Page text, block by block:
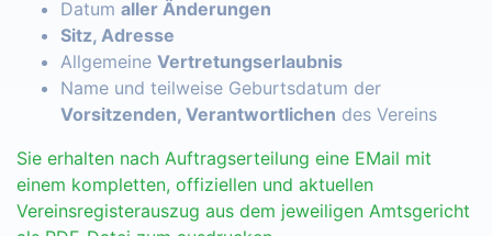
Datum aller Änderungen
Sitz, Adresse
Allgemeine Vertretungserlaubnis
Name und teilweise Geburtsdatum der
Vorsitzenden, Verantwortlichen des Vereins
Sie erhalten nach Auftragserteilung eine EMail mit
einem kompletten, offiziellen und aktuellen
Vereinsregisterauszug aus dem jeweiligen Amtsgericht